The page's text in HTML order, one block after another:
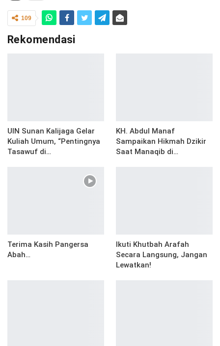
109
Rekomendasi
UIN Sunan Kalijaga Gelar
Kuliah Umum, “Pentingnya
Tasawuf di…
KH. Abdul Manaf
Sampaikan Hikmah Dzikir
Saat Manaqib di…
Terima Kasih Pangersa
Abah…
Ikuti Khutbah Arafah
Secara Langsung, Jangan
Lewatkan!